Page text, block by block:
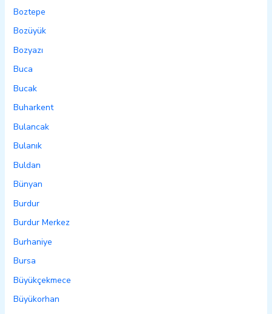
Boztepe
Bozüyük
Bozyazı
Buca
Bucak
Buharkent
Bulancak
Bulanık
Buldan
Bünyan
Burdur
Burdur Merkez
Burhaniye
Bursa
Büyükçekmece
Büyükorhan